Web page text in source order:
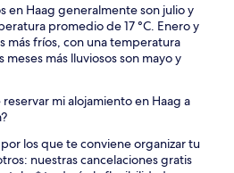
en Haag generalmente son julio y
promedio de 17 °C. Enero y
más fríos, con una temperatura
meses más lluviosos son mayo y
mi alojamiento en Haag a
los que te conviene organizar tu
nuestras cancelaciones gratis